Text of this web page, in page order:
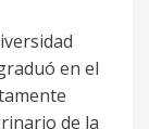
en el
de la